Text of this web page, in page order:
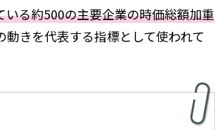
る約500の主要企業の時価総額加重
動きを代表する指標として使われて